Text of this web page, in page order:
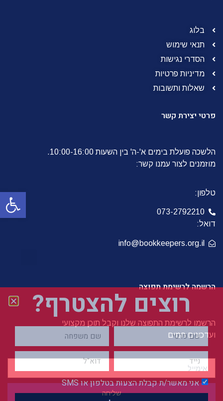
פתח
בלוג
תנאי שימוש
הסדרי נגישות
מדיניות פרטיות
שאלות ותשובות
פרטי יצירת קשר
הלשכה פועלת בימים א'-ה' בין השעות 10:00-16:00.
מוזמנים לצור עמנו קשר:
טלפון:
073-2792210
דואל:
info@bookkeepers.org.il
הרשמה לרשימת תפוצה
הרשמו לרשימת התפוצה שלנו וקבל תוכן מקצועי
ועדכונים חמים
שליחה
רוצים להצטרף?
אני מאשר/ת קבלת הצעות בטלפון או SMS